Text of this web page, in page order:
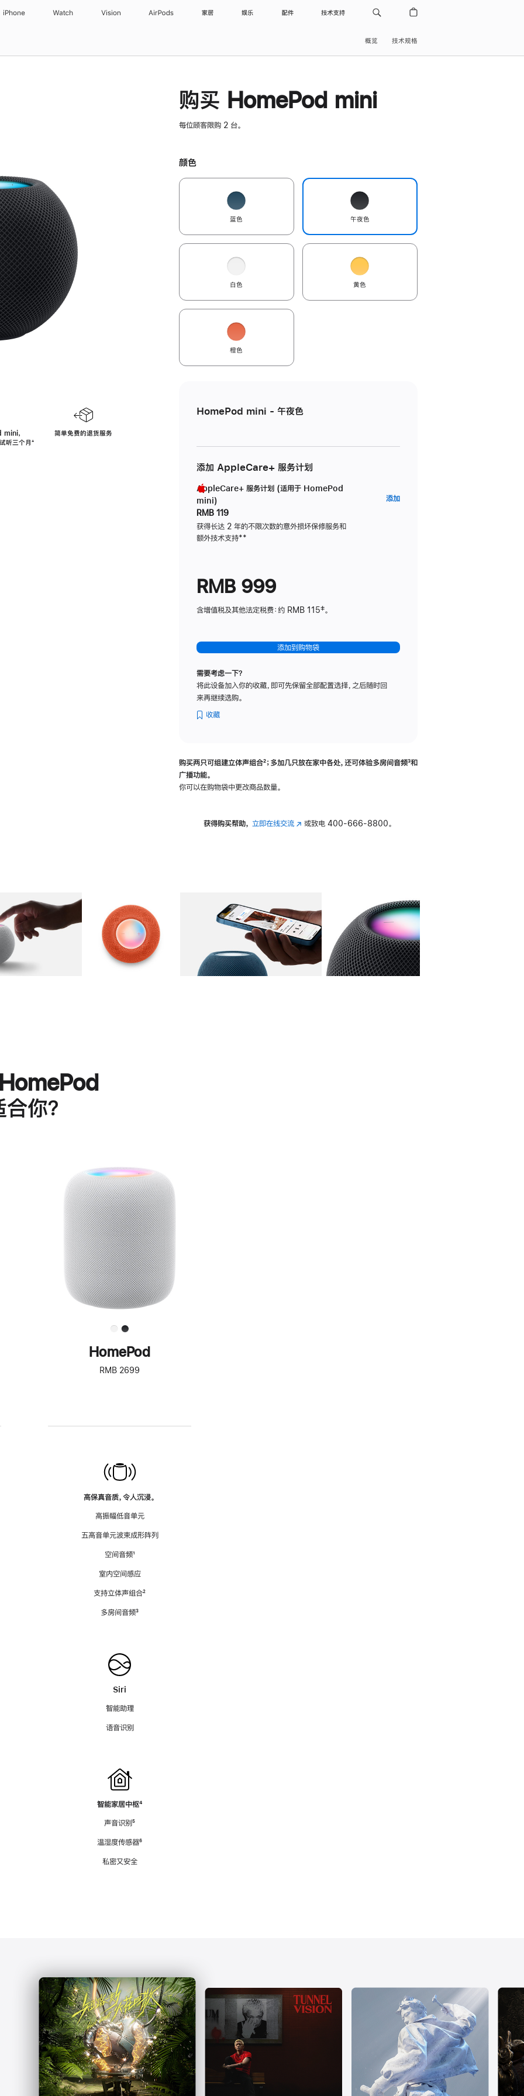
iPhone Watch Vision AirPods 家居 娱乐 配件 技术支持
概览 技术规格
，
听三个月脚
⁺
简单免费的退货服务
购买 HomePod mini
每位顾客限购 2 台。
颜色
蓝色 午夜色
白色 黄色
橙色
HomePod mini - 午夜色
添加 AppleCare+ 服务计划
AppleCare+ 服务计划 (适用于 HomePod
mini)
RMB 119
获得长达 2 年的不限次数的意外损坏保修服务和
额外技术支持脚
**
添加AppleCare+
RMB 999
含增值税及其他法定税费：约 RMB 115‡。
添加到购物袋
需要考虑一下？
将此设备加入你的收藏，即可先保留全部配置选择，之后随时回
来再继续选购。
收藏
购买两只可组建立体声组合脚
²；多加几只放在家中各处，还可体验多‍房‍间音频脚
³和
广播功能。
你可以在购物袋中更改商品数量。
获得购买帮助， 立即在线交流(在 或致电 400-666-8800。
图库 图像 图库 图像 图库 图像 4 图库 图像 5
你？
进
一
步
了
解
HomePod<
HomePod
RMB 2699
高保真音质，令人沉浸。
高振幅低音单元
五高音单元波束成形阵列
空间音频脚
¹
室内空间感应
支持立体声组合脚
²
多房间音频脚
³
Siri
智能助理
语音识别
智能家居中枢脚
⁴
声音识别脚
⁵
温湿度传感器脚
⁶
私密又安全